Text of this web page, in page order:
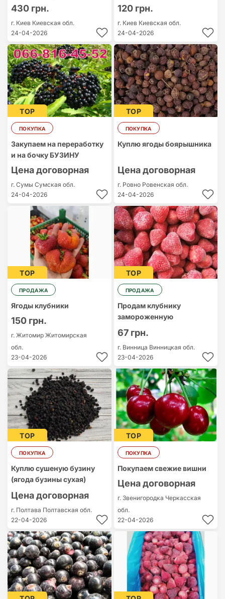
430 грн.
г. Киев Киевская обл.
24-04-2026
120 грн.
г. Киев Киевская обл.
24-04-2026
TOP
ПОКУПКА
Закупаем на переработку
и на бочку БУЗИНУ
Цена договорная
г. Сумы Сумская обл.
24-04-2026
TOP
ПОКУПКА
Куплю ягоды боярышника
Цена договорная
г. Ровно Ровенская обл.
24-04-2026
TOP
ПРОДАЖА
Ягоды клубники
150 грн.
г. Житомир Житомирская
обл.
23-04-2026
TOP
ПРОДАЖА
Продам клубнику
замороженную
67 грн.
г. Винница Винницкая обл.
23-04-2026
TOP
ПОКУПКА
Куплю сушеную бузину
(ягода бузины сухая)
Цена договорная
г. Полтава Полтавская обл.
22-04-2026
TOP
ПОКУПКА
Покупаем свежие вишни
Цена договорная
г. Звенигородка Черкасская
обл.
22-04-2026